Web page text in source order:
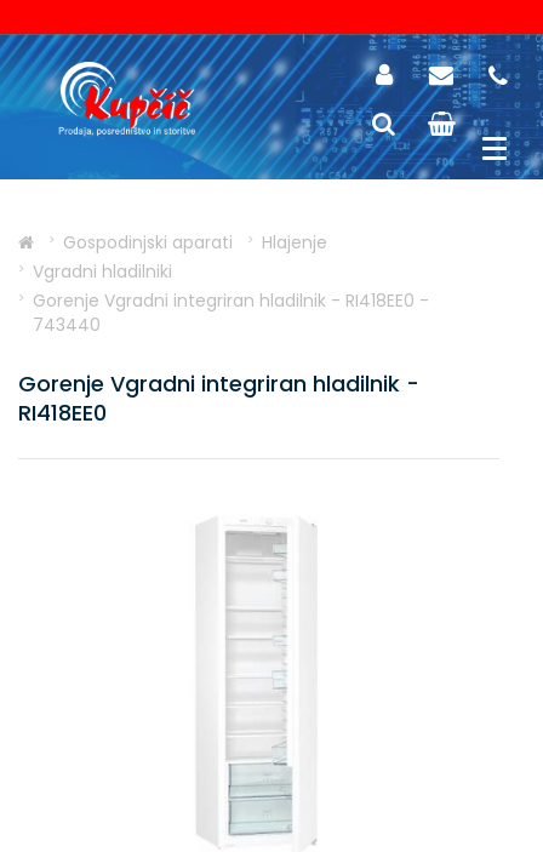
Gospodinjski aparati
Hlajenje
Vgradni hladilniki
Gorenje Vgradni integriran hladilnik - RI418EE0 -
743440
Gorenje Vgradni integriran hladilnik -
RI418EE0